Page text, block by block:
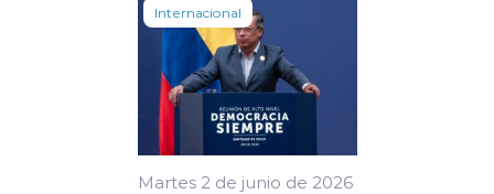
Internacional
Martes 2 de junio de 2026